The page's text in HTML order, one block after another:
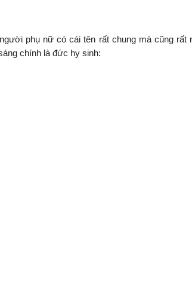
phụ nữ có cái tên rất chung mà cũng rất
chính là đức hy sinh: